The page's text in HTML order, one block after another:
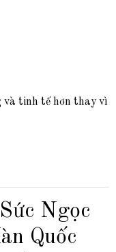
và tinh tế hơn thay vì
Ngọc
Quốc